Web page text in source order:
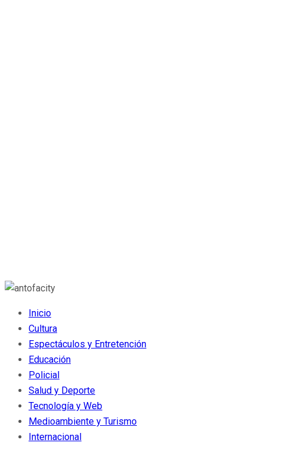
Inicio
Cultura
Espectáculos y Entretención
Educación
Policial
Salud y Deporte
Tecnología y Web
Medioambiente y Turismo
Internacional